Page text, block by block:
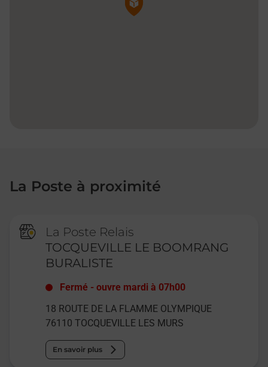
La Poste à proximité
La Poste Relais
TOCQUEVILLE LE BOOMRANG
BURALISTE
Fermé -ouvre mardi à 07h00
18 ROUTE DE LA FLAMME OLYMPIQUE
76110 TOCQUEVILLE LES MURS
En savoir plus